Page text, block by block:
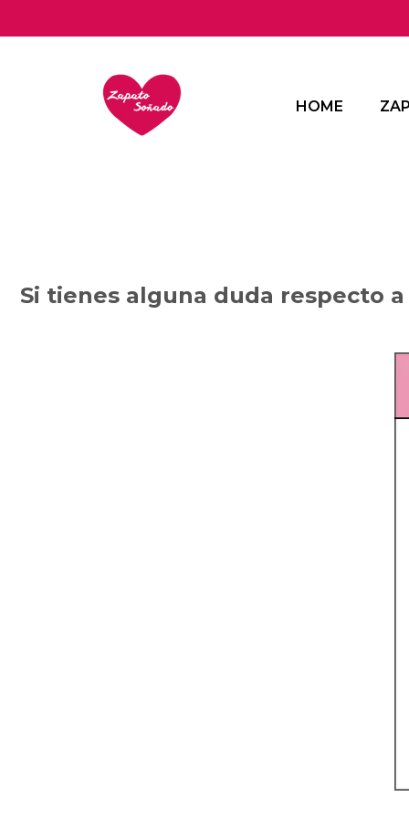
HOME
Si tienes alguna duda respecto